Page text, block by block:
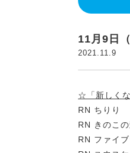
11月9日
2021.11.9
☆「新しく
RN ちりり
RN きのこの
RN ファイ